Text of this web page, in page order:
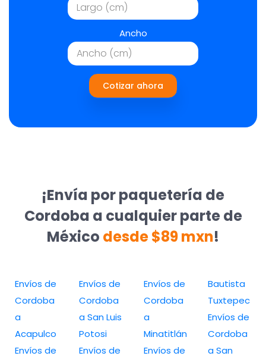
Ancho
Cotizar ahora
¡Envía por paquetería de
Cordoba a cualquier parte de
México desde $89 mxn!
Envíos de
Cordoba
a
Acapulco
Envíos de
Envíos de
Cordoba
a San Luis
Potosi
Envíos de
Envíos de
Cordoba
a
Minatitlán
Envíos de
Bautista
Tuxtepec
Envíos de
Cordoba
a San